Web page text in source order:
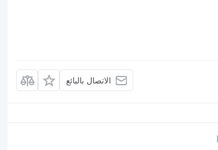
الاتصال بالبائع